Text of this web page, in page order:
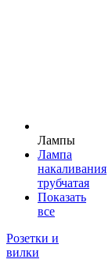
Лампы
Лампа
накаливания
трубчатая
Показать
все
Розетки и
вилки